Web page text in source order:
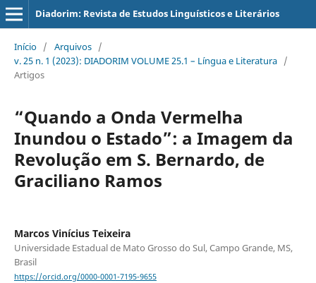
Diadorim: Revista de Estudos Linguísticos e Literários
Início / Arquivos /
v. 25 n. 1 (2023): DIADORIM VOLUME 25.1 – Língua e Literatura /
Artigos
“Quando a Onda Vermelha
Inundou o Estado”: a Imagem da
Revolução em S. Bernardo, de
Graciliano Ramos
Marcos Vinícius Teixeira
Universidade Estadual de Mato Grosso do Sul, Campo Grande, MS,
Brasil
https://orcid.org/0000-0001-7195-9655